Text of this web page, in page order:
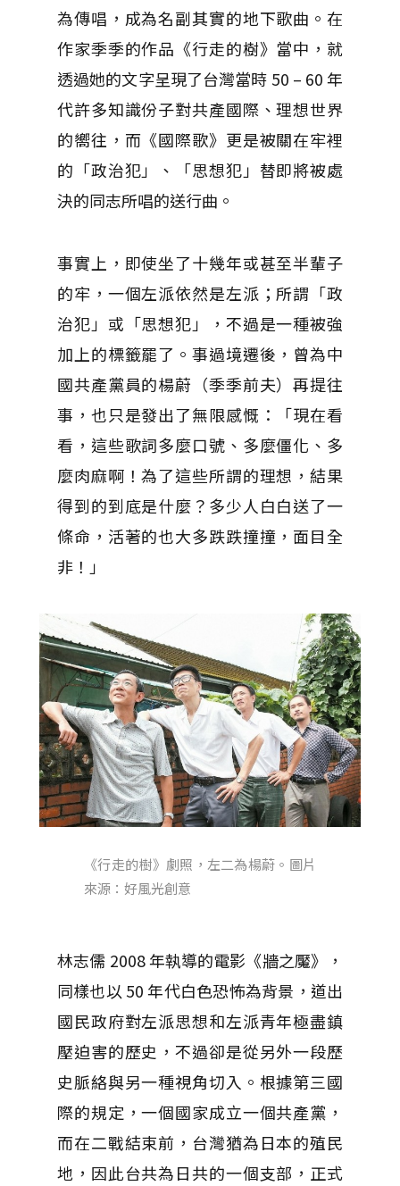
為傳唱，成為名副其實的地下歌曲。在
作家季季的作品《行走的樹》當中，就
透過她的文字呈現了台灣當時 50 – 60 年
代許多知識份子對共產國際、理想世界
的嚮往，而《國際歌》更是被關在牢裡
的「政治犯」、「思想犯」替即將被處
決的同志所唱的送行曲。
事實上，即使坐了十幾年或甚至半輩子
的牢，一個左派依然是左派；所謂「政
治犯」或「思想犯」，不過是一種被強
加上的標籤罷了。事過境遷後，曾為中
國共產黨員的楊蔚（季季前夫）再提往
事，也只是發出了無限感慨：「現在看
看，這些歌詞多麼口號、多麼僵化、多
麼肉麻啊！為了這些所謂的理想，結果
得到的到底是什麼？多少人白白送了一
條命，活著的也大多跌跌撞撞，面目全
非！」
《行走的樹》劇照，左二為楊蔚。圖片
來源：好風光創意
林志儒 2008 年執導的電影《牆之魘》，
同樣也以 50 年代白色恐怖為背景，道出
國民政府對左派思想和左派青年極盡鎮
壓迫害的歷史，不過卻是從另外一段歷
史脈絡與另一種視角切入。根據第三國
際的規定，一個國家成立一個共產黨，
而在二戰結束前，台灣猶為日本的殖民
地，因此台共為日共的一個支部，正式